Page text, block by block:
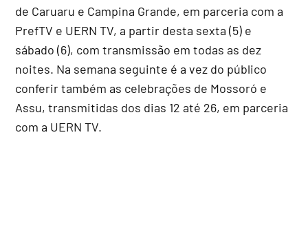
de Caruaru e Campina Grande, em parceria com a
PrefTV e UERN TV, a partir desta sexta (5) e
sábado (6), com transmissão em todas as dez
noites. Na semana seguinte é a vez do público
conferir também as celebrações de Mossoró e
Assu, transmitidas dos dias 12 até 26, em parceria
com a UERN TV.